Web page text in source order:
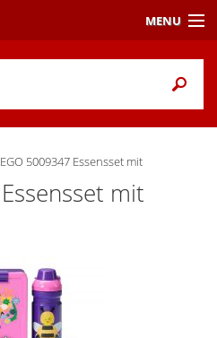
5009347 Essensset mit
mit
MENU